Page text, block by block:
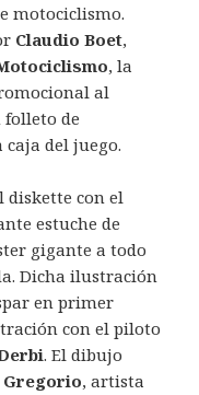
motociclismo.
Claudio Boet,
, la
al
folleto de
del juego.
diskette con el
estuche de
gigante a todo
Dicha ilustración
en primer
con el piloto
. El dibujo
Gregorio, artista